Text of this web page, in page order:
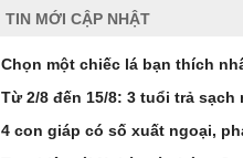
TIN MỚI CẬP NHẬT
Chọn một chiếc lá bạn thích
Từ 2/8 đến 15/8: 3 tuổi trả
4 con giáp có số xuất ngoại,